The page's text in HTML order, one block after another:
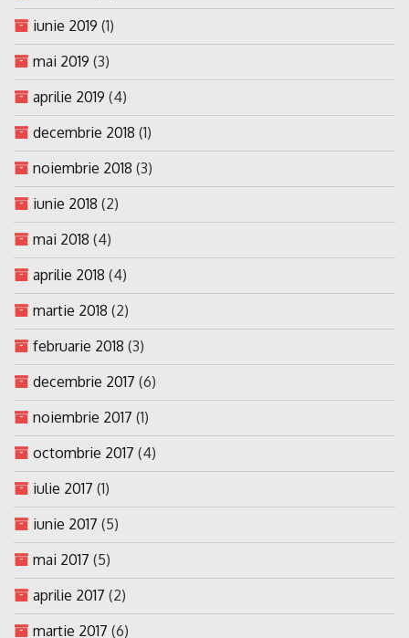
iunie 2019 (1)
mai 2019 (3)
aprilie 2019 (4)
decembrie 2018 (1)
noiembrie 2018 (3)
iunie 2018 (2)
mai 2018 (4)
aprilie 2018 (4)
martie 2018 (2)
februarie 2018 (3)
decembrie 2017 (6)
noiembrie 2017 (1)
octombrie 2017 (4)
iulie 2017 (1)
iunie 2017 (5)
mai 2017 (5)
aprilie 2017 (2)
martie 2017 (6)